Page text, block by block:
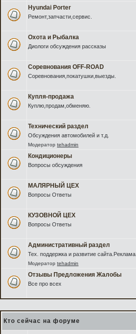
Hyundai Porter
Ремонт,запчасти,сервис.
Охота и Рыбалка
Диологи обсуждения рассказы
Соревнования OFF-ROAD
Соревнования,покатушки,выезды.
Купля-продажа
Куплю,продам,обменяю.
Технический раздел
Обсуждения автомобилей и т.д.
Модератор tehadmin
Кондиционеры
Вопросы обсуждения
МАЛЯРНЫЙ ЦЕХ
Вопросы Ответы
КУЗОВНОЙ ЦЕХ
Вопросы Ответы
Административный раздел
Тех. поддержка и развитие сайта.Реклама.
Модератор tehadmin
Отзывы Предложения Жалобы
Все про всех
Кто сейчас на форуме